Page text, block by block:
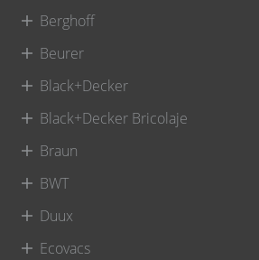
Berghoff
Beurer
Black+Decker
Black+Decker Bricolaje
Braun
BWT
Duux
Ecovacs